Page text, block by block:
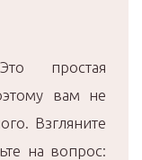
Это простая
вам не
Взгляните
на вопрос: